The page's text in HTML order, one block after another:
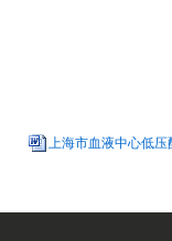
上海市血液中心低